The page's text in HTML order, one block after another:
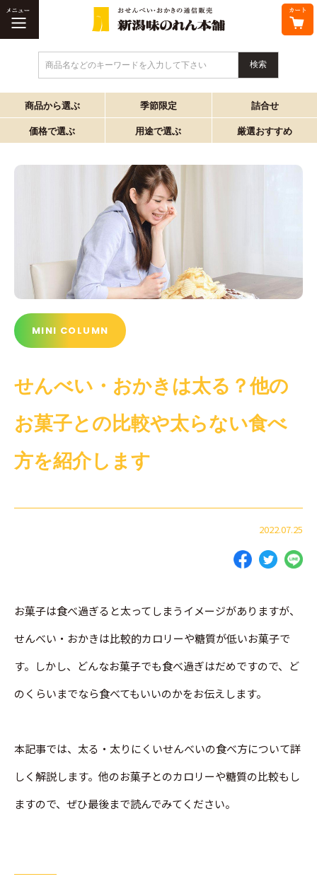
商品名などのキーワードを入力して下さい
商品から選ぶ 季節限定 詰合せ
価格で選ぶ 用途で選ぶ 厳選おすすめ
MINI COLUMN
せんべい・おかきは太る？他の
お菓子との比較や太らない食べ
方を紹介します
2022.07.25
お菓子は食べ過ぎると太ってしまうイメージがありますが、
せんべい・おかきは比較的カロリーや糖質が低いお菓子で
す。しかし、どんなお菓子でも食べ過ぎはだめですので、ど
のくらいまでなら食べてもいいのかをお伝えします。
本記事では、太る・太りにくいせんべいの食べ方について詳
しく解説します。他のお菓子とのカロリーや糖質の比較もし
ますので、ぜひ最後まで読んでみてください。